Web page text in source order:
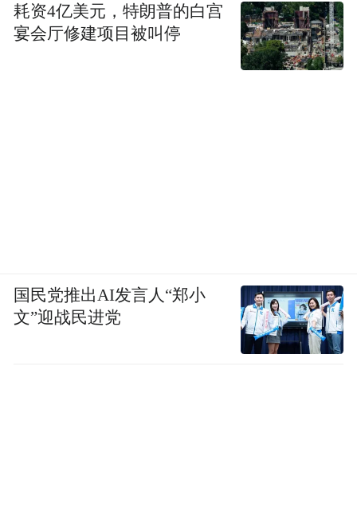
耗资4亿美元，特朗普的白宫
宴会厅修建项目被叫停
国民党推出AI发言人“郑小
文”迎战民进党